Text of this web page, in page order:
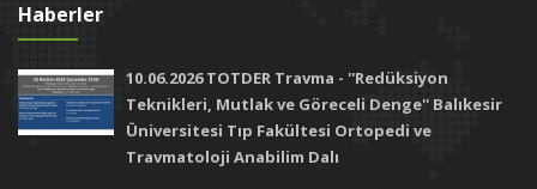
Haberler
10.06.2026 TOTDER Travma - ''Redüksiyon
Teknikleri, Mutlak ve Göreceli Denge'' Balıkesir
Üniversitesi Tıp Fakültesi Ortopedi ve
Travmatoloji Anabilim Dalı